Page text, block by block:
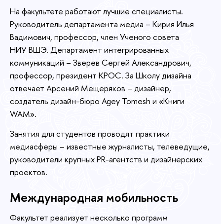
На факультете работают лучшие специалисты.
Руководитель департамента медиа – Кирия Илья
Вадимович, профессор, член Ученого совета
НИУ ВШЭ. Департамент интегрированных
коммуникаций – Зверев Сергей Александрович,
профессор, президент КРОС. За Школу дизайна
отвечает Арсений Мещеряков – дизайнер,
создатель дизайн-бюро Agey Tomesh и «Книги
WAM».
Занятия для студентов проводят практики
медиасферы – известные журналисты, телеведущие,
руководители крупных PR-агентств и дизайнерских
проектов.
Международная мобильность
Факультет реализует несколько программ